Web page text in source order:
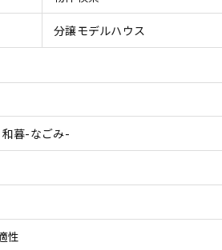
分譲モデルハウス
和暮-なごみ-
性